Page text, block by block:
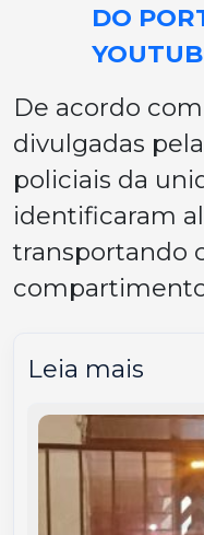
DO
De acordo
divulgadas
policiais da
identificaram
transportando
Leia mais